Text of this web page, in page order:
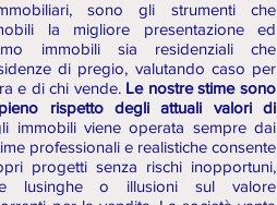
sono gli strumenti che
la migliore presentazione ed
immobili sia residenziali che
di pregio, valutando caso per
e di chi vende. Le nostre stime sono
rispetto degli attuali valori di
immobili viene operata sempre dai
professionali e realistiche consente
progetti senza rischi inopportuni,
lusinghe o illusioni sul valore